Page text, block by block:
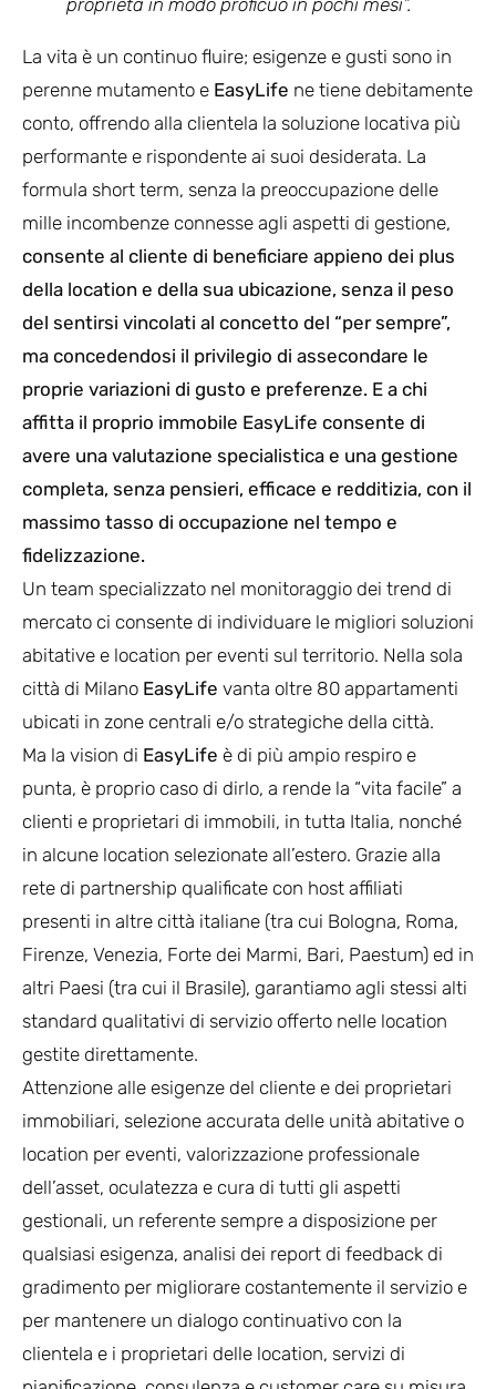
proprietà in modo proficuo in pochi mesi”.
La vita è un continuo fluire; esigenze e gusti sono in
perenne mutamento e EasyLife ne tiene debitamente
conto, offrendo alla clientela la soluzione locativa più
performante e rispondente ai suoi desiderata. La
formula short term, senza la preoccupazione delle
mille incombenze connesse agli aspetti di gestione,
consente al cliente di beneficiare appieno dei plus
della location e della sua ubicazione, senza il peso
del sentirsi vincolati al concetto del “per sempre”,
ma concedendosi il privilegio di assecondare le
proprie variazioni di gusto e preferenze. E a chi
affitta il proprio immobile EasyLife consente di
avere una valutazione specialistica e una gestione
completa, senza pensieri, efficace e redditizia, con il
massimo tasso di occupazione nel tempo e
fidelizzazione.
Un team specializzato nel monitoraggio dei trend di
mercato ci consente di individuare le migliori soluzioni
abitative e location per eventi sul territorio. Nella sola
città di Milano EasyLife vanta oltre 80 appartamenti
ubicati in zone centrali e/o strategiche della città.
Ma la vision di EasyLife è di più ampio respiro e
punta, è proprio caso di dirlo, a rende la “vita facile” a
clienti e proprietari di immobili, in tutta Italia, nonché
in alcune location selezionate all’estero. Grazie alla
rete di partnership qualificate con host affiliati
presenti in altre città italiane (tra cui Bologna, Roma,
Firenze, Venezia, Forte dei Marmi, Bari, Paestum) ed in
altri Paesi (tra cui il Brasile), garantiamo agli stessi alti
standard qualitativi di servizio offerto nelle location
gestite direttamente.
Attenzione alle esigenze del cliente e dei proprietari
immobiliari, selezione accurata delle unità abitative o
location per eventi, valorizzazione professionale
dell’asset, oculatezza e cura di tutti gli aspetti
gestionali, un referente sempre a disposizione per
qualsiasi esigenza, analisi dei report di feedback di
gradimento per migliorare costantemente il servizio e
per mantenere un dialogo continuativo con la
clientela e i proprietari delle location, servizi di